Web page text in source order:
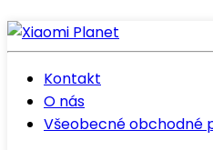
Kontakt
O nás
Všeobecné obchodné